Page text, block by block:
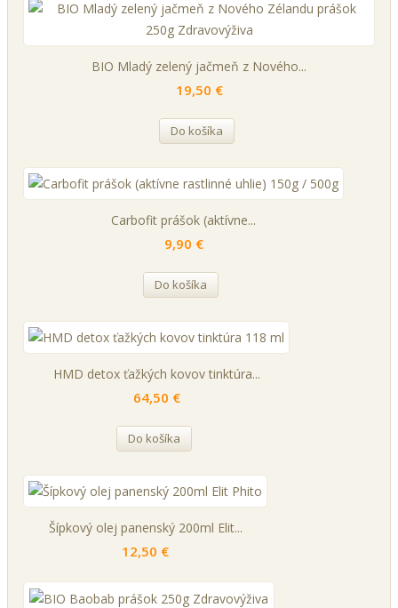
BIO Mladý zelený jačmeň z Nového...
19,50 €
Do košíka
Carbofit prášok (aktívne...
9,90 €
Do košíka
HMD detox ťažkých kovov tinktúra...
64,50 €
Do košíka
Šípkový olej panenský 200ml Elit...
12,50 €